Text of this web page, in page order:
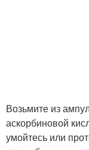
Возьмите из
аскорбиновой
умойтесь или